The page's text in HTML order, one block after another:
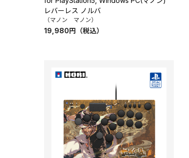
レバーレス ノルバ
（マノン マノン）
19,980円 （税込）